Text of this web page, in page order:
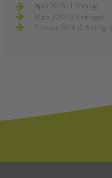
April 2018 (1 Eintrag)
März 2018 (2 Einträge)
Februar 2018 (2 Einträge)